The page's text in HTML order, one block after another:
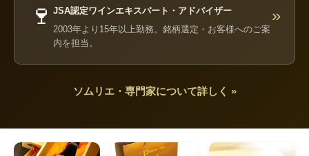
🍷 JSA認定ワインエキスパート・アドバイザー
2003年より15年以上勤務。銘柄選定・お客様へのご案
内を担当。
»
ソムリエ・専門家について詳しく »